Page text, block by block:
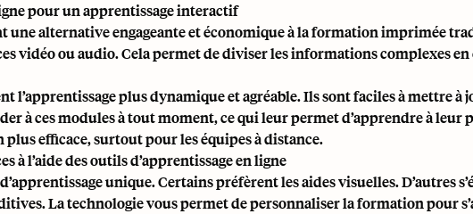
pour un apprentissage interactif
une alternative engageante et économique à la formation imprimée
vidéo ou audio. Cela permet de diviser les informations complexes
l’apprentissage plus dynamique et agréable. Ils sont faciles à mettre à
à ces modules à tout moment, ce qui leur permet d’apprendre à
efficace, surtout pour les équipes à distance.
à l’aide des outils d’apprentissage en ligne
unique. Certains préfèrent les aides visuelles. D’autres
La technologie vous permet depersonnaliser la formationpour